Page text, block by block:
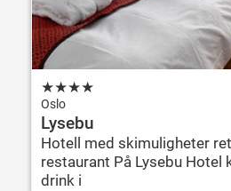
★★★★
Oslo
Lysebu
Hotell med skimuligheter
restaurant På Lysebu Hotel
drink i